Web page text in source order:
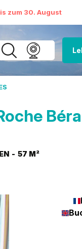
zum 30. August
57 M²